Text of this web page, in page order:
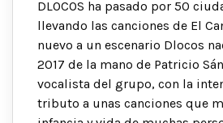
DLOCOS ha pasado por 50
llevando las canciones de El
nuevo a un escenario Dlocos
2017 de la mano de Patricio
vocalista del grupo, con la
tributo a unas canciones que